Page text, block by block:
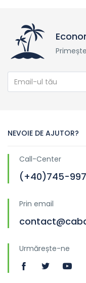
NEVOIE DE AJUTOR?
Call-Center
(+40)745-
Prin email
Urmărește-ne